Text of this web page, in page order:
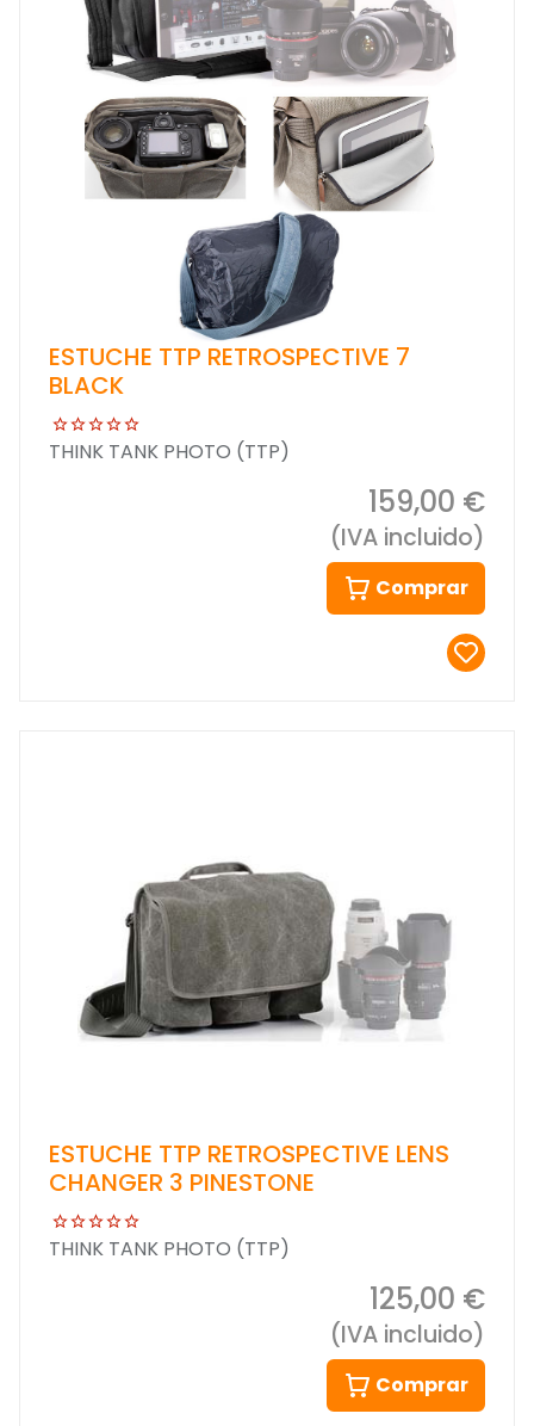
ESTUCHE TTP RETROSPECTIVE 7
BLACK
THINK TANK PHOTO (TTP)
159,00 €
(IVA incluido)
Comprar
ESTUCHE TTP RETROSPECTIVE LENS
CHANGER 3 PINESTONE
THINK TANK PHOTO (TTP)
125,00 €
(IVA incluido)
Comprar